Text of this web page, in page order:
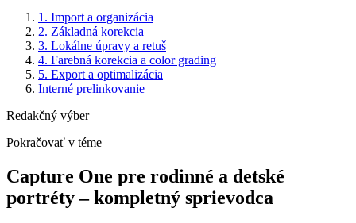
1. Import a organizácia
2. Základná korekcia
3. Lokálne úpravy a retuš
4. Farebná korekcia a color grading
5. Export a optimalizácia
Interné prelinkovanie
Redakčný výber
Pokračovať v téme
Capture One pre rodinné a detské
portréty – kompletný sprievodca